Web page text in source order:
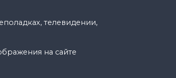
телевидении,
на сайте